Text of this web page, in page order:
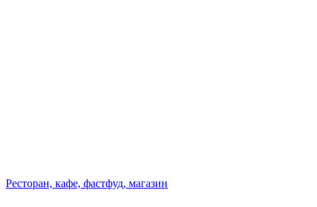
Ресторан, кафе, фастфуд, магазин